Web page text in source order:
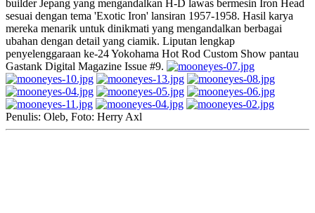
builder Jepang yang mengandalkan H-D lawas bermesin Iron Head
sesuai dengan tema 'Exotic Iron' lansiran 1957-1958. Hasil karya
mereka menarik untuk dinikmati yang mengandalkan berbagai
ubahan dengan detail yang ciamik. Liputan lengkap
penyelenggaraan ke-24 Yokohama Hot Rod Custom Show pantau
Gastank Digital Magazine Issue #9.
Penulis: Oleb, Foto: Herry Axl